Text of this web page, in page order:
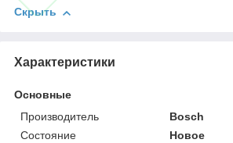
Скрыть
Характеристики
Основные
Производитель
Bosch
Состояние
Новое